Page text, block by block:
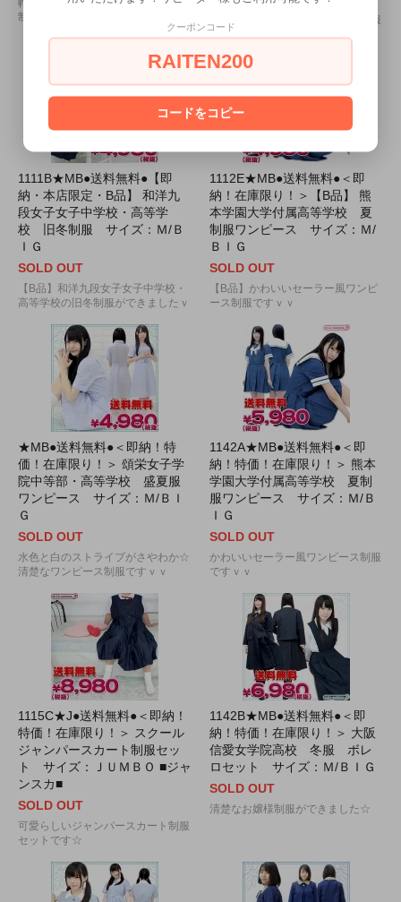
帽子までセットになったワンピース
制服です♪
可愛らしいジャンパースカート制服
セットです☆
1111B★MB●送料無料●【即
納・本店限定・B品】 和洋九
段女子女子中学校・高等学
校 旧冬制服 サイズ：Ｍ/Ｂ
ＩＧ
SOLD OUT
【B品】和洋九段女子女子中学校・
高等学校の旧冬制服ができましたｖ
1112E★MB●送料無料●＜即
納！在庫限り！＞【B品】 熊
本学園大学付属高等学校 夏
制服ワンピース サイズ：Ｍ/
ＢＩＧ
SOLD OUT
【B品】かわいいセーラー風ワンピ
ース制服ですｖｖ
★MB●送料無料●＜即納！特
価！在庫限り！＞ 頌栄女子学
院中等部・高等学校 盛夏服
ワンピース サイズ：Ｍ/ＢＩ
Ｇ
SOLD OUT
水色と白のストライプがさやわか☆
清楚なワンピース制服ですｖｖ
1142A★MB●送料無料●＜即
納！特価！在庫限り！＞ 熊本
学園大学付属高等学校 夏制
服ワンピース サイズ：Ｍ/Ｂ
ＩＧ
SOLD OUT
かわいいセーラー風ワンピース制服
ですｖｖ
1115C★J●送料無料●＜即納！
特価！在庫限り！＞ スクール
ジャンパースカート制服セッ
ト サイズ：ＪＵＭＢＯ ■ジャ
ンスカ■
SOLD OUT
可愛らしいジャンパースカート制服
セットです☆
1142B★MB●送料無料●＜即
納！特価！在庫限り！＞ 大阪
信愛女学院高校 冬服 ボレ
ロセット サイズ：Ｍ/ＢＩＧ
SOLD OUT
清楚なお嬢様制服ができました☆
クーポンコード
RAITEN200
コードをコピー